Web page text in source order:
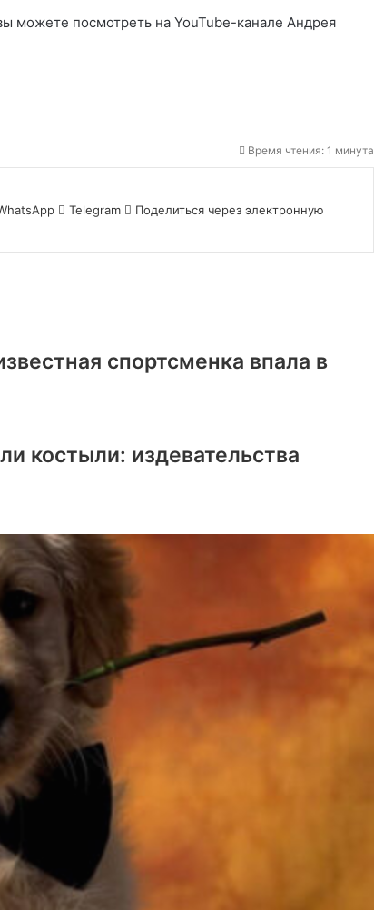
можете посмотреть на YouTube-канале Андрея
Время чтения: 1 минута
Telegram
Поделиться через электронную
спортсменка впала в
костыли: издевательства